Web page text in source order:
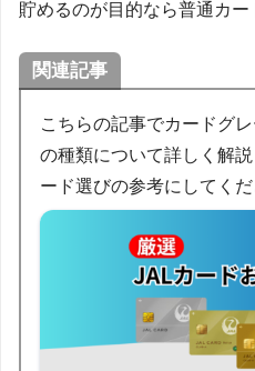
貯めるのが目的なら普通カー
関連記事
こちらの記事でカードグ
の種類について詳しく解
ード選びの参考にしてくだ